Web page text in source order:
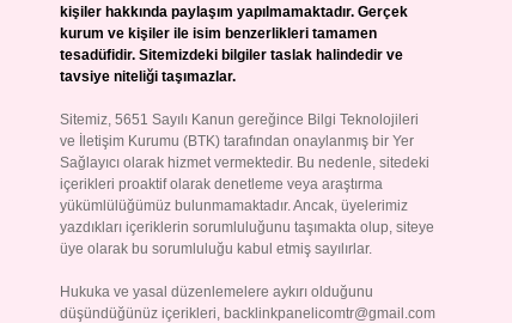
kişiler hakkında paylaşım yapılmamaktadır. Gerçek
kurum ve kişiler ile isim benzerlikleri tamamen
tesadüfidir. Sitemizdeki bilgiler taslak halindedir ve
tavsiye niteliği taşımazlar.
Sitemiz, 5651 Sayılı Kanun gereğince Bilgi Teknolojileri
ve İletişim Kurumu (BTK) tarafından onaylanmış bir Yer
Sağlayıcı olarak hizmet vermektedir. Bu nedenle, sitedeki
içerikleri proaktif olarak denetleme veya araştırma
yükümlülüğümüz bulunmamaktadır. Ancak, üyelerimiz
yazdıkları içeriklerin sorumluluğunu taşımakta olup, siteye
üye olarak bu sorumluluğu kabul etmiş sayılırlar.
Hukuka ve yasal düzenlemelere aykırı olduğunu
düşündüğünüz içerikleri, backlinkpanelicomtr@gmail.com